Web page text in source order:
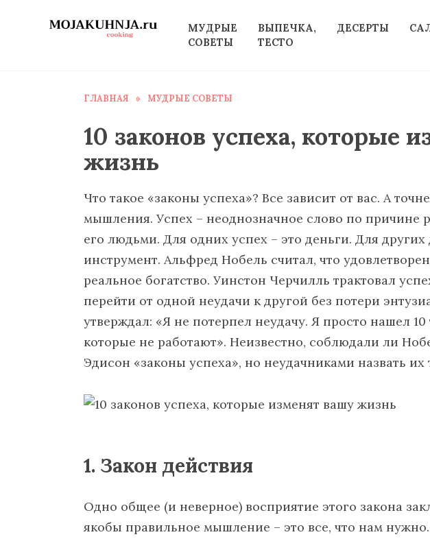
МУДРЫЕ
СОВЕТЫ
ВЫПЕЧКА,
ТЕСТО
ДЕСЕРТЫ
ГЛАВНАЯ » МУДРЫЕ СОВЕТЫ
10 законов успеха, которые
жизнь
Что такое «законы успеха»? Все зависит от вас. А
мышления. Успех – неоднозначное слово по причине
его людьми. Для одних успех – это деньги. Для других
инструмент. Альфред Нобель считал, что
реальное богатство. Уинстон Черчилль трактовал
перейти от одной неудачи к другой без потери
утверждал: «Я не потерпел неудачу. Я просто нашел 10
которые не работают». Неизвестно, соблюдали ли
Эдисон «законы успеха», но неудачниками назвать их
1. Закон действия
Одно общее (и неверное) восприятие этого закона
якобы правильное мышление – это все, что нам нужно.